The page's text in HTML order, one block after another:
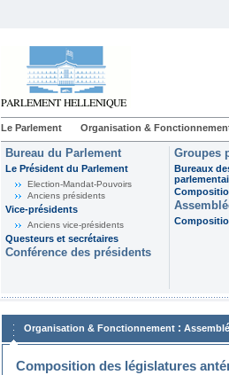
Le Parlement Organisation &
Bureau du Parlement
Le Président du Parlement
Election-Mandat-Pouvoirs
Anciens présidents
Vice-présidents
Anciens vice-présidents
Questeurs et secrétaires
Conférence des présidents
Groupes
Bureaux
Organisation & Fonctionnement :
Composition des législatures